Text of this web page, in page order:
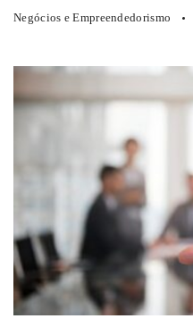
Negócios e Empreendedorismo